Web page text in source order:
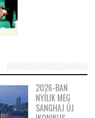
2026-BAN
NYÍLIK MEG
SANGHAJ ÚJ